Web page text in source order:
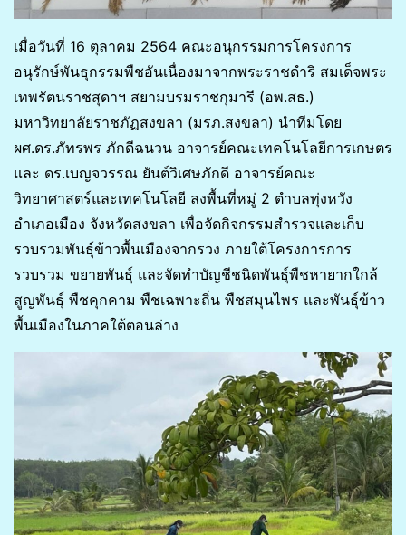
เมื่อวันที่ 16 ตุลาคม 2564 คณะอนุกรรมการโครงการ
อนุรักษ์พันธุกรรมพืชอันเนื่องมาจากพระราชดำริ สมเด็จพระ
เทพรัตนราชสุดาฯ สยามบรมราชกุมารี (อพ.สธ.)
มหาวิทยาลัยราชภัฏสงขลา (มรภ.สงขลา) นำทีมโดย
ผศ.ดร.ภัทรพร ภักดีฉนวน อาจารย์คณะเทคโนโลยีการเกษตร
และ ดร.เบญจวรรณ ยันต์วิเศษภักดี อาจารย์คณะ
วิทยาศาสตร์และเทคโนโลยี ลงพื้นที่หมู่ 2 ตำบลทุ่งหวัง
อำเภอเมือง จังหวัดสงขลา เพื่อจัดกิจกรรมสำรวจและเก็บ
รวบรวมพันธุ์ข้าวพื้นเมืองจากรวง ภายใต้โครงการการ
รวบรวม ขยายพันธุ์ และจัดทำบัญชีชนิดพันธุ์พืชหายากใกล้
สูญพันธุ์ พืชคุกคาม พืชเฉพาะถิ่น พืชสมุนไพร และพันธุ์ข้าว
พื้นเมืองในภาคใต้ตอนล่าง